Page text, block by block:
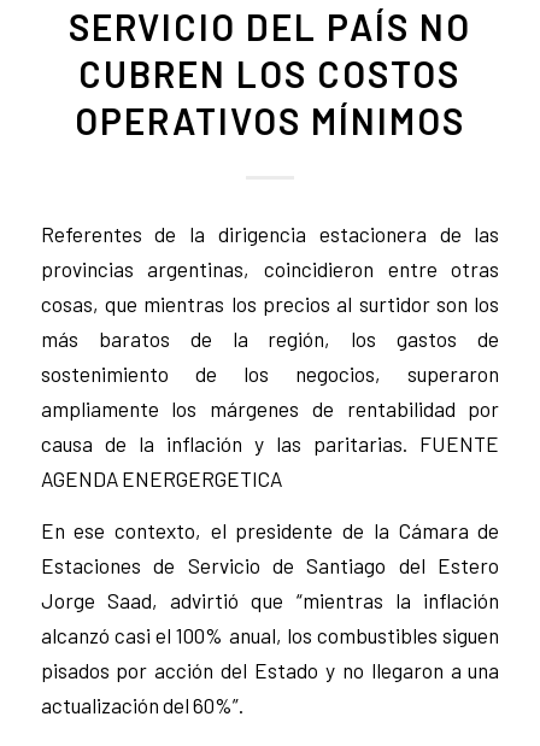
SERVICIO DEL PAÍS NO
CUBREN LOS COSTOS
OPERATIVOS MÍNIMOS
Referentes de la dirigencia estacionera de las
provincias argentinas, coincidieron entre otras
cosas, que mientras los precios al surtidor son los
más baratos de la región, los gastos de
sostenimiento de los negocios, superaron
ampliamente los márgenes de rentabilidad por
causa de la inflación y las paritarias. FUENTE
AGENDA ENERGERGETICA
En ese contexto, el presidente de la Cámara de
Estaciones de Servicio de Santiago del Estero
Jorge Saad, advirtió que “mientras la inflación
alcanzó casi el 100% anual, los combustibles siguen
pisados por acción del Estado y no llegaron a una
actualización del 60%”.